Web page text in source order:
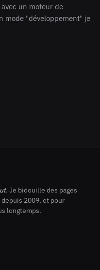
un moteur de
mode "développement" je
. Je bidouille des pages
2009, et pour
longtemps.